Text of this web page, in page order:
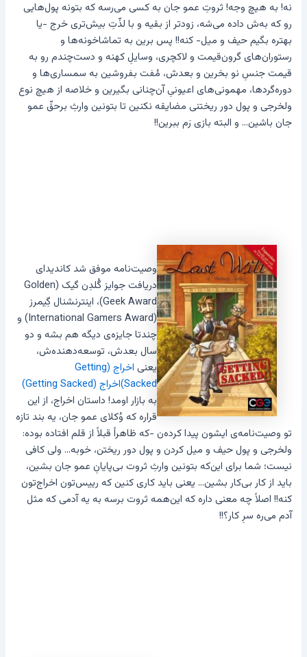
نه! به هیچ وجه! ثروتِ عمو جان به کسی می‌رسه که بتونه پول‌هایی
رو که به‌ش داده می‌شه، زودتر از بقیه و با لذّتِ بیش‌تری خرج -یا
بهتره بگیم حیف و میل- کنه!! پس برین به تماشاخونه‌ها و
رستوران‌های گرون‌قیمت و لاکچری، وسایلِ کهنه و دست‌چندم رو به
قیمت جنسِ نو بخرین و بعدش، مُفت بفروشین به سمساری‌ها و
دوره‌گردها، مهمونی‌های اعیونیِ آن‌چنانی بگیرین و خلاصه از هیچ نوع
ولخرجی و پول دور ریختنی مضایقه نکنین تا بتونین وارثِ برحقّ عمو
جان باشین… و البته بازی رَم ببرین!!
وصیت‌نامه موفق شد کاندیدای
دریافت جوایز گُلدِن گیک (Golden
Geek Award)، اینترنشنال گِیمرز
(International Gamers Award) و
چندتا جایزه‌ی دیگه هم بشه و دو
سال بعدش، توسعه‌دهنده‌ش،
یعنی
اخراج (Getting
Sacked)اخراج (Getting Sacked)
به بازار اومد! داستان اخراج، از این
قراره که وُکلای عمو جان، یه بند تازه
تو وصیت‌نامه‌ی ایشون پیدا کرده‌ن -که ظاهراً قبلاً از قلم افتاده بوده:
ولخرجی و پول حیف و میل کردن و پول دور ریختن، خوبه… ولی کافی
نیست؛ شما برای این‌که بتونین وارثِ ثروت بی‌پایانِ عمو جان بشین،
باید از کار بی‌کار بشین… یعنی باید کاری کنین که رییس‌تون اخراج‌تون
کنه!! اصلاً چه معنی داره که این‌همه ثروت برسه به یه آدمی که مثل
آدم می‌ره سرِ کار؟!!